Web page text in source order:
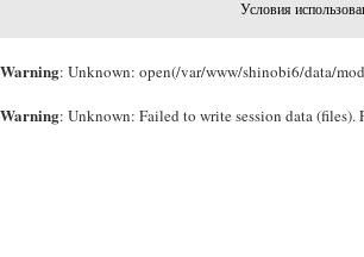
Условия
Warning: Unknown: open(/var/www/shinobi6/data/
Warning: Unknown: Failed to write session data